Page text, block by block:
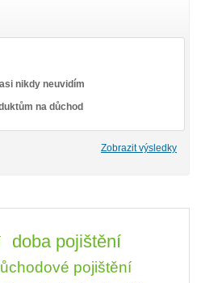
nikdy neuvidím
na důchod
Zobrazit výsledky
doba pojištění
pojištění